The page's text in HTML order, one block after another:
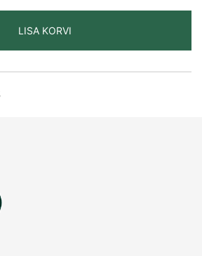
(20tk/rullis)
kogus
LISA KORVI